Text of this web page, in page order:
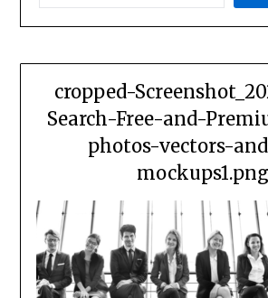
cropped-
Search-Free-and-
photos-vectors-
mockups1.png